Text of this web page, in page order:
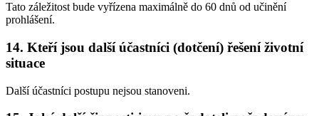
Tato záležitost bude vyřízena maximálně do 60 dnů od učinění
prohlášení.
14. Kteří jsou další účastníci (dotčení) řešení životní
situace
Další účastníci postupu nejsou stanoveni.